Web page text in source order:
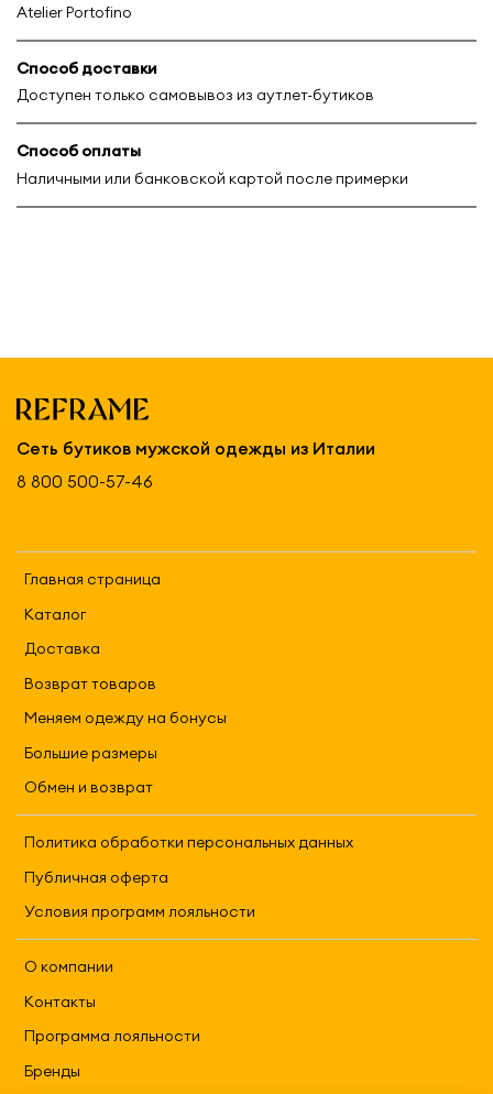
Atelier Portofino
Способ доставки
Доступен только самовывоз из аутлет-бутиков
Способ оплаты
Наличными или банковской картой после примерки
Главная страница
Каталог
Доставка
Возврат товаров
Меняем одежду на бонусы
Большие размеры
Обмен и возврат
Политика обработки персональных данных
Публичная оферта
Условия программ лояльности
О компании
Контакты
Программа лояльности
Бренды
Сеть бутиков мужской одежды из Италии
8 800 500-57-46